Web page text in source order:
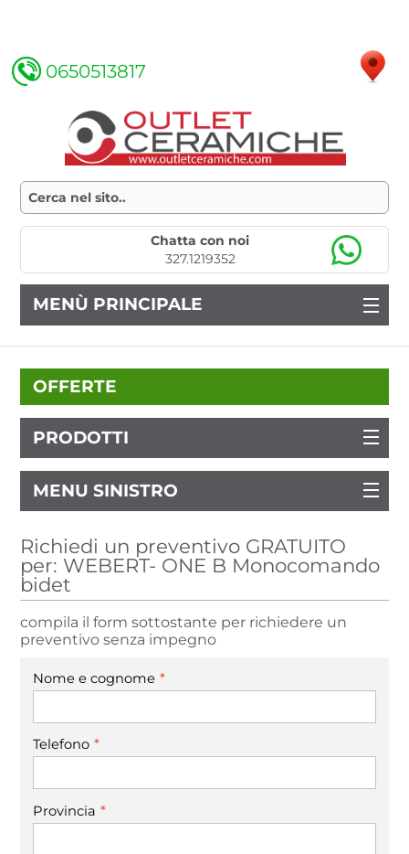
0650513817
Chatta con noi
327.1219352
MENÙ PRINCIPALE
OFFERTE
PRODOTTI
MENU SINISTRO
Richiedi un preventivo GRATUITO
per: WEBERT- ONE B Monocomando
bidet
compila il form sottostante per richiedere un
preventivo senza impegno
Nome e cognome *
Telefono *
Provincia *